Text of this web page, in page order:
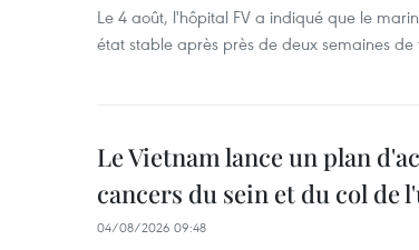
Le 4 août, l'hôpital FV a indiqué que le
état stable après près de deux semaines
Le Vietnam lance un plan
cancers du sein et du col de
04/08/2026 09:48